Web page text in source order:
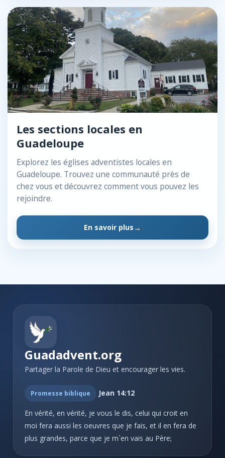
Les sections locales en
Guadeloupe
Explorez les églises adventistes locales en
Guadeloupe. Trouvez une communauté près de
chez vous et découvrez comment vous pouvez les
rejoindre.
En savoir plus
Guadadvent.org
Partager la Parole de Dieu et encourager les vies.
Promesse biblique Jean 14:12
En vérité, en vérité, je vous le dis, celui qui croit en
moi fera aussi les oeuvres que je fais, et il en fera de
plus grandes, parce que je m`en vais au Père;